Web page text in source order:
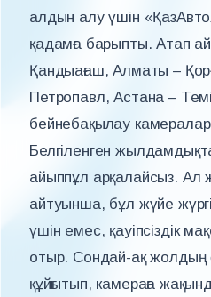
алдын алу үшін
қадамға барыпты. Атап
Қандыағаш, Алматы –
Петропавл, Астана –
бейнебақылау
Белгіленген
айыппұл арқалайсыз. Ал
айтуынша, бұл жүйе
үшін емес, қауіпсіздік
отыр. Сондай-ақ жолдың
құйғытып, камераға